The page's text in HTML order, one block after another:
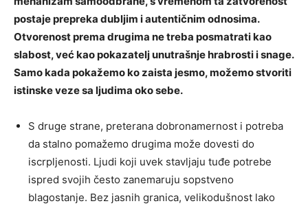
postaje prepreka dubljim i autentičnim odnosima.
Otvorenost prema drugima ne treba posmatrati kao
slabost, već kao pokazatelj unutrašnje hrabrosti i snage.
Samo kada pokažemo ko zaista jesmo, možemo stvoriti
istinske veze sa ljudima oko sebe.
S druge strane, preterana dobronamernost i potreba
da stalno pomažemo drugima može dovesti do
iscrpljenosti. Ljudi koji uvek stavljaju tuđe potrebe
ispred svojih često zanemaruju sopstveno
blagostanje. Bez jasnih granica, velikodušnost lako